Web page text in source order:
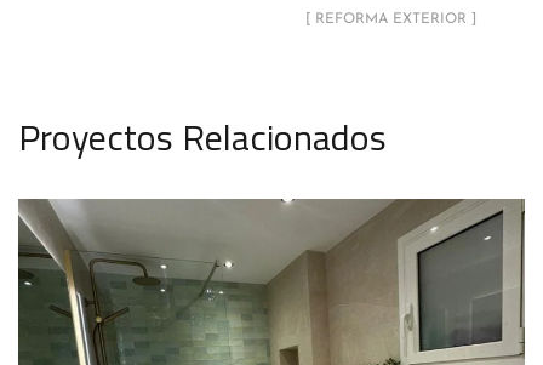
[ REFORMA EXTERIOR ]
Proyectos Relacionados